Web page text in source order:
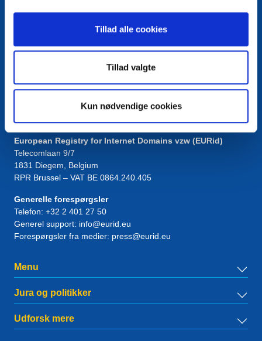
Tillad alle cookies
Tillad valgte
Kun nødvendige cookies
Kontakt
European Registry for Internet Domains vzw (EURid)
Telecomlaan 9/7
1831 Diegem , Belgium
RPR Brussel – VAT BE 0864.240.405
Generelle forespørgsler
Telefon: +32 2 401 27 50
Generel support: info@eurid.eu
Forespørgsler fra medier: press@eurid.eu
Menu
Jura og politikker
Udforsk mere